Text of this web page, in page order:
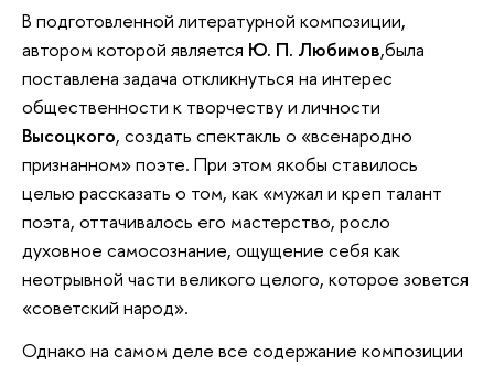
В подготовленной литературной композиции,
автором которой является Ю. П. Любимов,была
поставлена задача откликнуться на интерес
общественности к творчеству и личности
Высоцкого, создать спектакль о «всенародно
признанном» поэте. При этом якобы ставилось
целью рассказать о том, как «мужал и креп талант
поэта, оттачивалось его мастерство, росло
духовное самосознание, ощущение себя как
неотрывной части великого целого, которое зовется
«советский народ».
Однако на самом деле все содержание композиции